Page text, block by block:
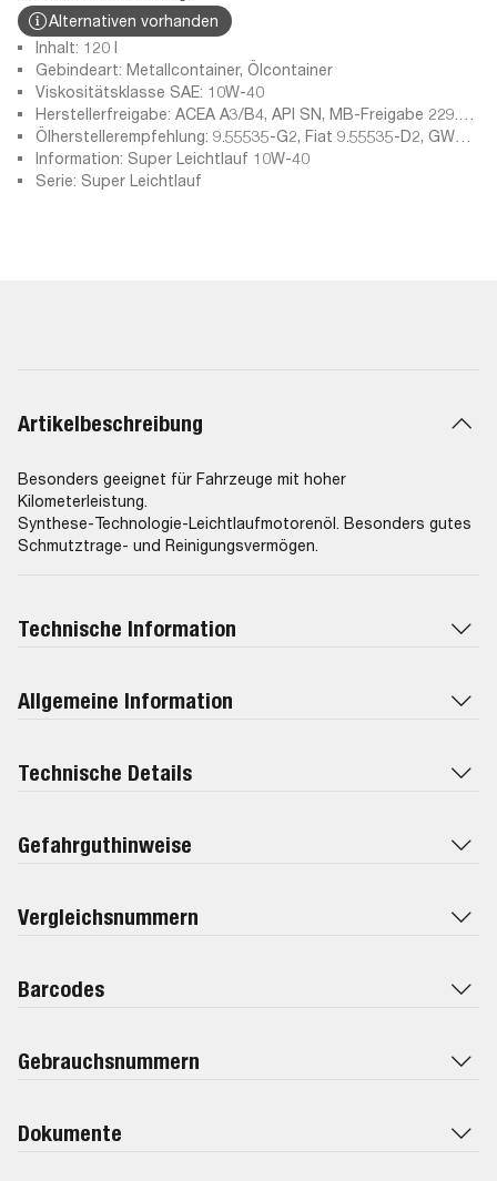
Alternativen vorhanden
Inhalt: 120 l
Gebindeart: Metallcontainer, Ölcontainer
Viskositätsklasse SAE: 10W-40
Herstellerfreigabe: ACEA A3/B4, API SN, MB-Freigabe 229.3,
VW 501 01/505 00
Ölherstellerempfehlung: 9.55535-G2, Fiat 9.55535-D2, GWM,
HAVAL, MB 229.1, Peugeot Citroen (PSA, Renault RN 0700,
RN 0710, Wuling
Information: Super Leichtlauf 10W-40
Serie: Super Leichtlauf
Artikelbeschreibung
Besonders geeignet für Fahrzeuge mit hoher
Kilometerleistung.
Synthese-Technologie-Leichtlaufmotorenöl. Besonders gutes
Schmutztrage- und Reinigungsvermögen.
Technische Information
Allgemeine Information
Technische Details
Gefahrguthinweise
Vergleichsnummern
Barcodes
Gebrauchsnummern
Dokumente